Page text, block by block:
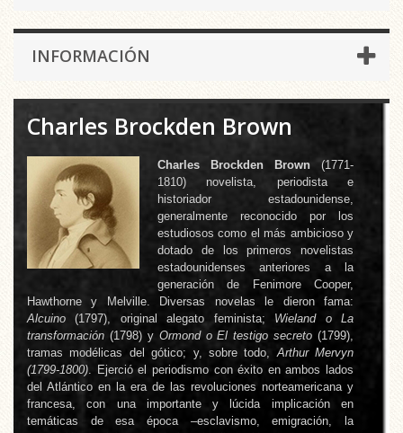
INFORMACIÓN
Charles Brockden Brown
Charles Brockden Brown (1771-
1810) novelista, periodista e
historiador estadounidense,
generalmente reconocido por los
estudiosos como el más ambicioso y
dotado de los primeros novelistas
estadounidenses anteriores a la
generación de Fenimore Cooper,
Hawthorne y Melville. Diversas novelas le dieron fama:
Alcuino (1797), original alegato feminista; Wieland o La
transformación (1798) y Ormond o El testigo secreto (1799),
tramas modélicas del gótico; y, sobre todo,Arthur Mervyn
(1799-1800). Ejerció el periodismo con éxito en ambos lados
del Atlántico en la era de las revoluciones norteamericana y
francesa, con una importante y lúcida implicación en
temáticas de esa época –esclavismo, emigración, la